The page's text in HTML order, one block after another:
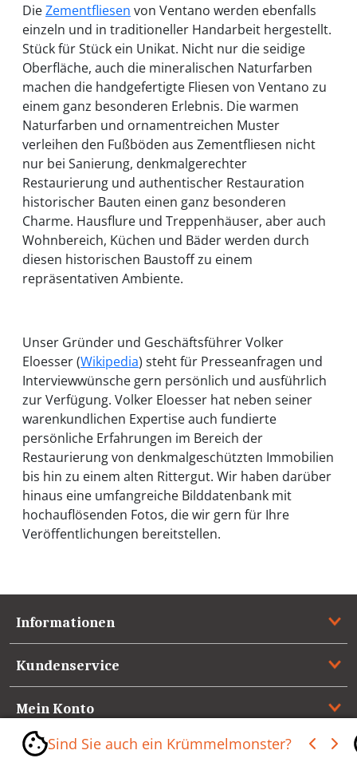
DieZementfliesen von Ventano werden ebenfalls
einzeln und in traditioneller Handarbeit hergestellt.
Stück für Stück ein Unikat. Nicht nur die seidige
Oberfläche, auch die mineralischen Naturfarben
machen die handgefertigte Fliesen von Ventano zu
einem ganz besonderen Erlebnis. Die warmen
Naturfarben und ornamentreichen Muster
verleihen den Fußböden aus Zementfliesen nicht
nur bei Sanierung, denkmalgerechter
Restaurierung und authentischer Restauration
historischer Bauten einen ganz besonderen
Charme. Hausflure und Treppenhäuser, aber auch
Wohnbereich, Küchen und Bäder werden durch
diesen historischen Baustoff zu einem
repräsentativen Ambiente.
Unser Gründer und Geschäftsführer Volker
Eloesser (Wikipedia) steht für Presseanfragen und
Interviewwünsche gern persönlich und ausführlich
zur Verfügung. Volker Eloesser hat neben seiner
warenkundlichen Expertise auch fundierte
persönliche Erfahrungen im Bereich der
Restaurierung von denkmalgeschützten Immobilien
bis hin zu einem alten Rittergut. Wir haben darüber
hinaus eine umfangreiche Bilddatenbank mit
hochauflösenden Fotos, die wir gern für Ihre
Veröffentlichungen bereitstellen.
Informationen
Kundenservice
Mein Konto
Referenzen
Sind Sie auch ein Krümmelmonster?